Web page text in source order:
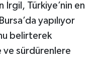
İrgil, Türkiye’nin en
yapılıyor
belirterek
sürdürenlere